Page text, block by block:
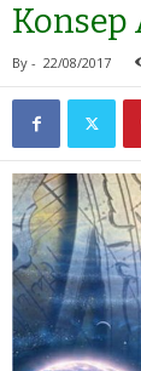
Konsep
By - 22/08/2017